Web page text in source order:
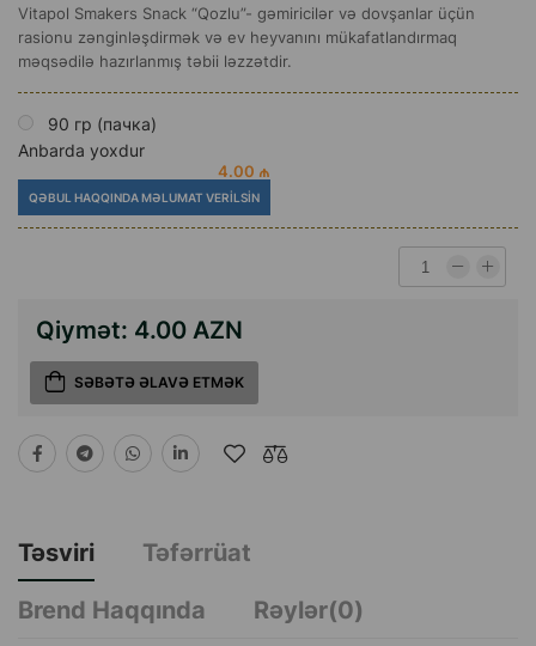
Vitapol Smakers Snack “Qozlu”- gəmiricilər və dovşanlar üçün
rasionu zənginləşdirmək və ev heyvanını mükafatlandırmaq
məqsədilə hazırlanmış təbii ləzzətdir.
90 гр (пачка)
Anbarda yoxdur
4.00 ₼
QƏBUL HAQQINDA MƏLUMAT VERILSIN
Qiymət: 4.00 AZN
SƏBƏTƏ ƏLAVƏ ETMƏK
Təsviri
Təfərrüat
Brend Haqqında
Rəylər(0)